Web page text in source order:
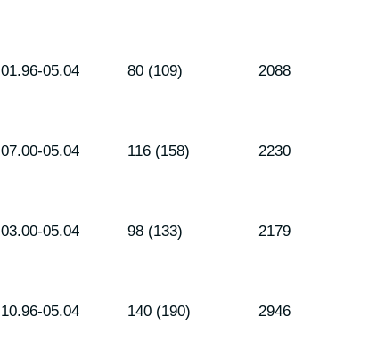
01.96-05.04 80 (109) 2088
07.00-05.04 116 (158) 2230
03.00-05.04 98 (133) 2179
10.96-05.04 140 (190) 2946